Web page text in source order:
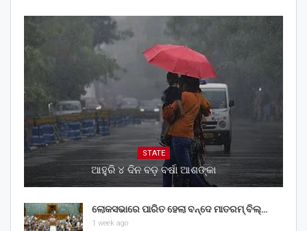
STATE
ଆହୁରି ୪ ଦିନ ବଡ଼ ବର୍ଷା ଆଶଙ୍କା
ଲୋକସଭାରେ ପାରିତ ହେଲା ବନ୍ଦେ ମାତରମ୍‌ ବିଲ୍‌…
1 week ago